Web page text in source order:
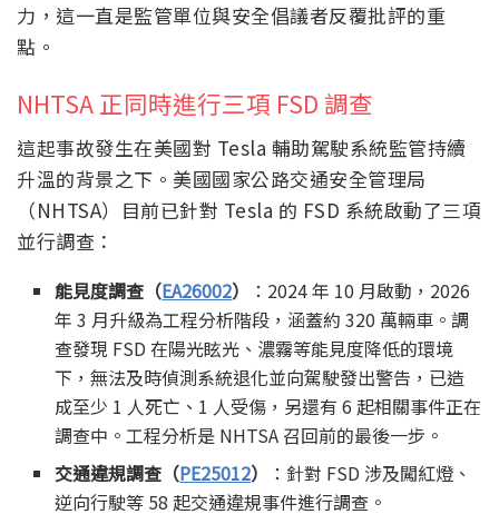
力，這一直是監管單位與安全倡議者反覆批評的重
點。
NHTSA 正同時進行三項 FSD 調查
這起事故發生在美國對 Tesla 輔助駕駛系統監管持續
升溫的背景之下。美國國家公路交通安全管理局
（NHTSA）目前已針對 Tesla 的 FSD 系統啟動了三項
並行調查：
能見度調查（EA26002）
：2024 年 10 月啟動，2026
年 3 月升級為工程分析階段，涵蓋約 320 萬輛車。調
查發現 FSD 在陽光眩光、濃霧等能見度降低的環境
下，無法及時偵測系統退化並向駕駛發出警告，已造
成至少 1 人死亡、1 人受傷，另還有 6 起相關事件正在
調查中。工程分析是 NHTSA 召回前的最後一步。
交通違規調查（PE25012）
：針對 FSD 涉及闖紅燈、
逆向行駛等 58 起交通違規事件進行調查。